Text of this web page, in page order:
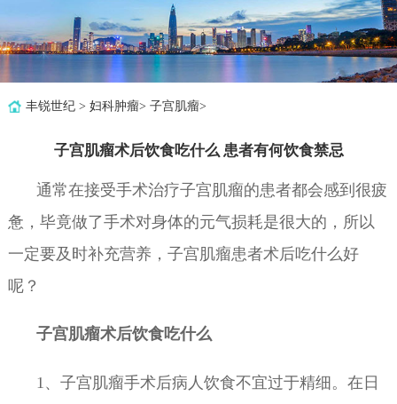
丰锐世纪> 妇科肿瘤> 子宫肌瘤>
子宫肌瘤术后饮食吃什么 患者有何饮食禁忌
通常在接受手术治疗子宫肌瘤的患者都会感到很疲
惫，毕竟做了手术对身体的元气损耗是很大的，所以
一定要及时补充营养，子宫肌瘤患者术后吃什么好
呢？
子宫肌瘤术后饮食吃什么
1、子宫肌瘤手术后病人饮食不宜过于精细。在日